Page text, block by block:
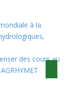
à la
des cours au